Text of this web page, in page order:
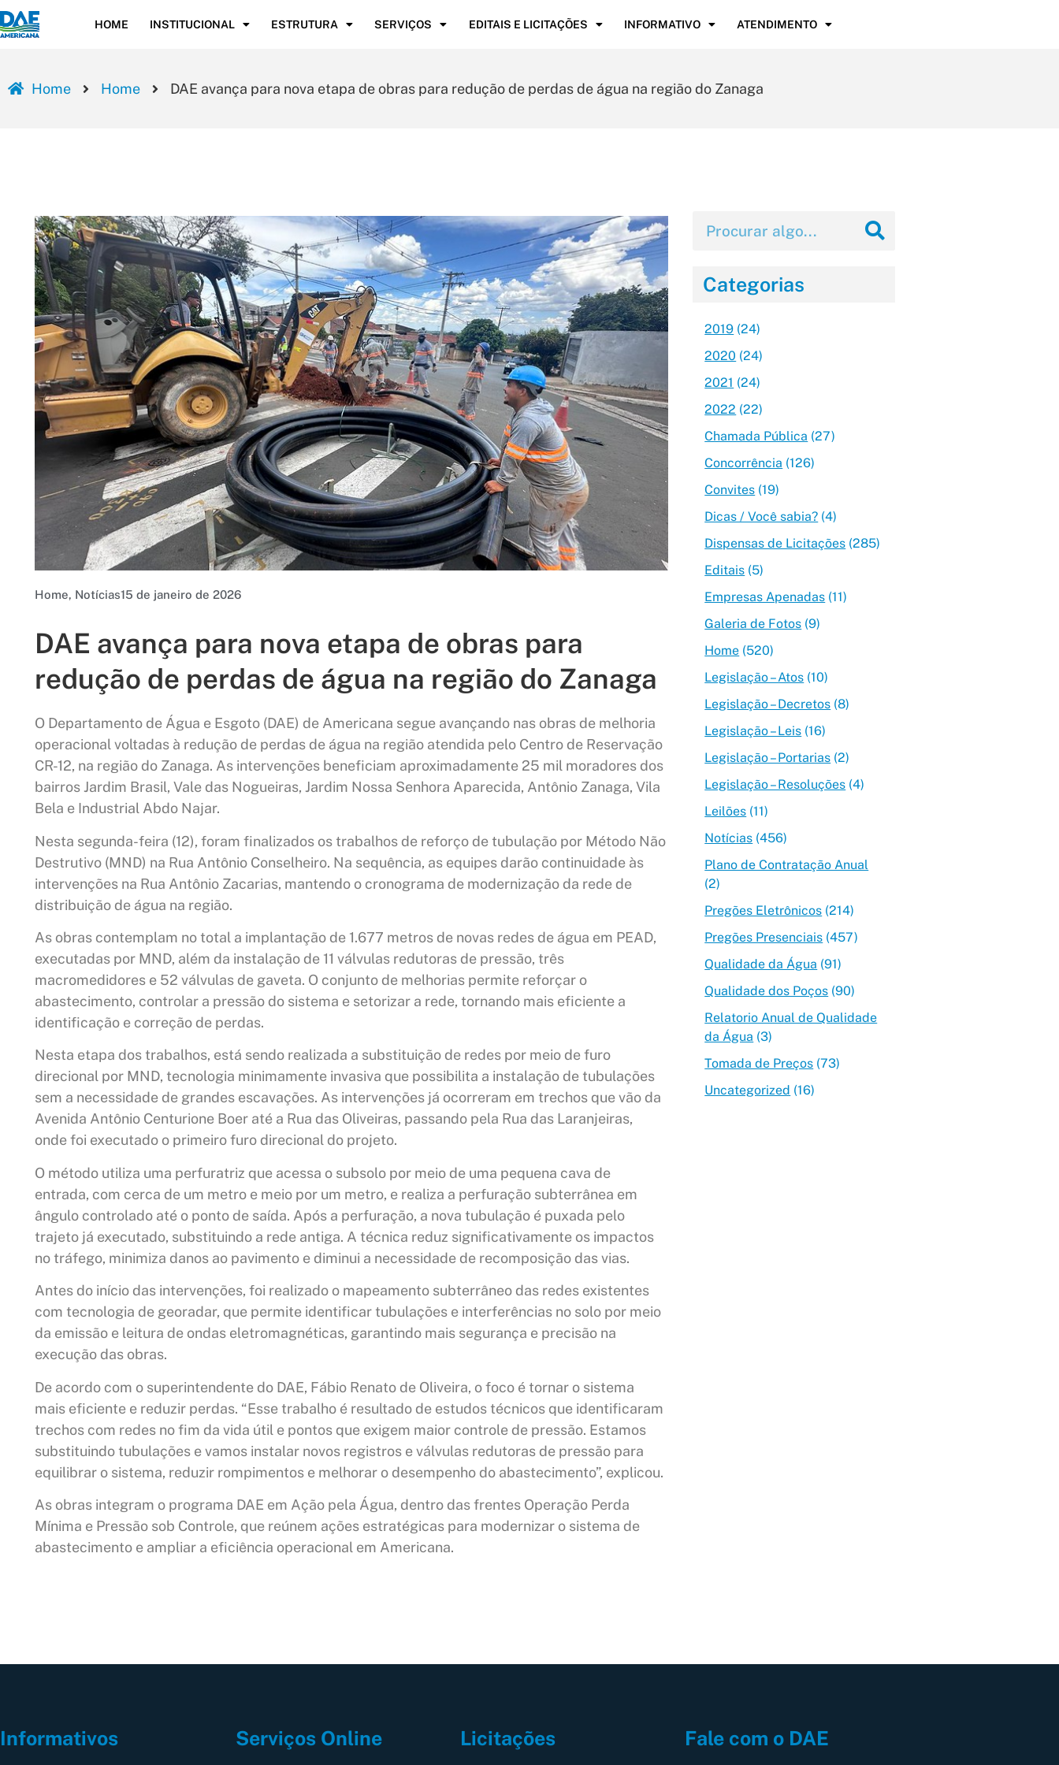
HOME INSTITUCIONAL ESTRUTURA SERVIÇOS EDITAIS E LICITAÇÕES INFORMATIVO ATENDIMENTO
Home Home DAE avança para nova etapa de obras para redução de perdas de água na região do Zanaga
Home, Notícias15 de janeiro de 2026
DAE avança para nova etapa de obras para
redução de perdas de água na região do Zanaga
O Departamento de Água e Esgoto (DAE) de Americana segue avançando nas obras de melhoria
operacional voltadas à redução de perdas de água na região atendida pelo Centro de Reservação
CR-12, na região do Zanaga. As intervenções beneficiam aproximadamente 25 mil moradores dos
bairros Jardim Brasil, Vale das Nogueiras, Jardim Nossa Senhora Aparecida, Antônio Zanaga, Vila
Bela e Industrial Abdo Najar.
Nesta segunda-feira (12), foram finalizados os trabalhos de reforço de tubulação por Método Não
Destrutivo (MND) na Rua Antônio Conselheiro. Na sequência, as equipes darão continuidade às
intervenções na Rua Antônio Zacarias, mantendo o cronograma de modernização da rede de
distribuição de água na região.
As obras contemplam no total a implantação de 1.677 metros de novas redes de água em PEAD,
executadas por MND, além da instalação de 11 válvulas redutoras de pressão, três
macromedidores e 52 válvulas de gaveta. O conjunto de melhorias permite reforçar o
abastecimento, controlar a pressão do sistema e setorizar a rede, tornando mais eficiente a
identificação e correção de perdas.
Nesta etapa dos trabalhos, está sendo realizada a substituição de redes por meio de furo
direcional por MND, tecnologia minimamente invasiva que possibilita a instalação de tubulações
sem a necessidade de grandes escavações. As intervenções já ocorreram em trechos que vão da
Avenida Antônio Centurione Boer até a Rua das Oliveiras, passando pela Rua das Laranjeiras,
onde foi executado o primeiro furo direcional do projeto.
O método utiliza uma perfuratriz que acessa o subsolo por meio de uma pequena cava de
entrada, com cerca de um metro e meio por um metro, e realiza a perfuração subterrânea em
ângulo controlado até o ponto de saída. Após a perfuração, a nova tubulação é puxada pelo
trajeto já executado, substituindo a rede antiga. A técnica reduz significativamente os impactos
no tráfego, minimiza danos ao pavimento e diminui a necessidade de recomposição das vias.
Antes do início das intervenções, foi realizado o mapeamento subterrâneo das redes existentes
com tecnologia de georadar, que permite identificar tubulações e interferências no solo por meio
da emissão e leitura de ondas eletromagnéticas, garantindo mais segurança e precisão na
execução das obras.
De acordo com o superintendente do DAE, Fábio Renato de Oliveira, o foco é tornar o sistema
mais eficiente e reduzir perdas. “Esse trabalho é resultado de estudos técnicos que identificaram
trechos com redes no fim da vida útil e pontos que exigem maior controle de pressão. Estamos
substituindo tubulações e vamos instalar novos registros e válvulas redutoras de pressão para
equilibrar o sistema, reduzir rompimentos e melhorar o desempenho do abastecimento”, explicou.
As obras integram o programa DAE em Ação pela Água, dentro das frentes Operação Perda
Mínima e Pressão sob Controle, que reúnem ações estratégicas para modernizar o sistema de
abastecimento e ampliar a eficiência operacional em Americana.
Categorias
2019 (24)
2020 (24)
2021 (24)
2022 (22)
Chamada Pública (27)
Concorrência (126)
Convites (19)
Dicas / Você sabia? (4)
Dispensas de Licitações (285)
Editais (5)
Empresas Apenadas (11)
Galeria de Fotos (9)
Home (520)
Legislação – Atos (10)
Legislação – Decretos (8)
Legislação – Leis (16)
Legislação – Portarias (2)
Legislação – Resoluções (4)
Leilões (11)
Notícias (456)
Plano de Contratação Anual
(2)
Pregões Eletrônicos (214)
Pregões Presenciais (457)
Qualidade da Água (91)
Qualidade dos Poços (90)
Relatorio Anual de Qualidade
da Água (3)
Tomada de Preços (73)
Uncategorized (16)
Informativos Serviços Online Licitações Fale com o DAE